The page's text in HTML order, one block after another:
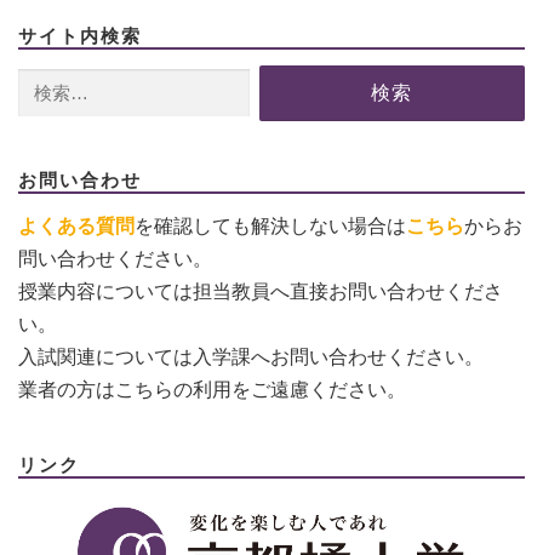
サイト内検索
検
お問い合わせ
よくある質問 を確認しても解決しない場合はこちらからお
問い合わせください。
授業内容については担当教員へ直接お問い合わせくださ
い。
入試関連については入学課へお問い合わせください。
業者の方はこちらの利用をご遠慮ください。
リンク